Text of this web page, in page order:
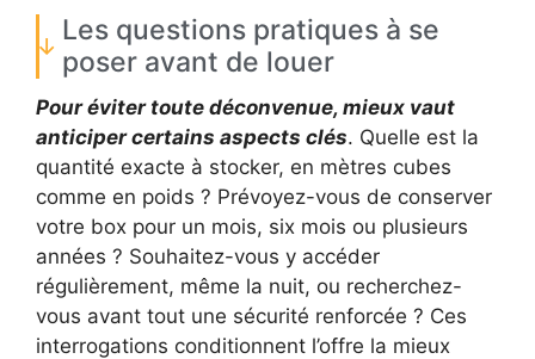
Les questions pratiques à se
poser avant de louer
Pour éviter toute déconvenue, mieux vaut
anticiper certains aspects clés. Quelle est la
quantité exacte à stocker, en mètres cubes
comme en poids ? Prévoyez-vous de conserver
votre box pour un mois, six mois ou plusieurs
années ? Souhaitez-vous y accéder
régulièrement, même la nuit, ou recherchez-
vous avant tout une sécurité renforcée ? Ces
interrogations conditionnent l’offre la mieux